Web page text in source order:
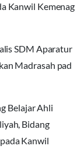
Kanwil Kemenag
SDM Aparatur
Madrasah pad
Belajar Ahli
Bidang
Kanwil